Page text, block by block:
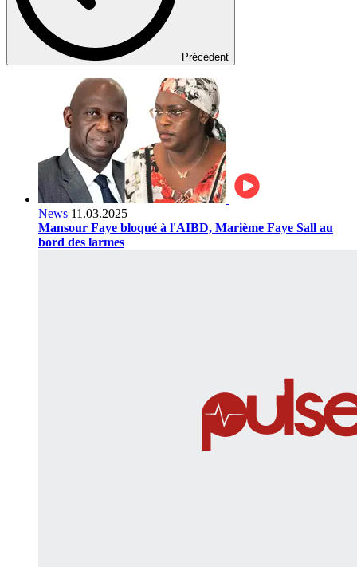
Précédent
News 11.03.2025
Mansour Faye bloqué à l'AIBD, Marième Faye Sall au
bord des larmes